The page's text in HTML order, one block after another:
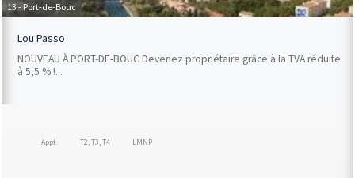
13 - Port-de-Bouc
Lou Passo
NOUVEAU À PORT-DE-BOUC Devenez propriétaire grâce à la TVA réduite
à 5,5 % !...
Appt. T2, T3, T4 LMNP